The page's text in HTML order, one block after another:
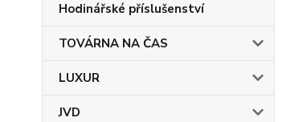
Hodinářské příslušenství
TOVÁRNA NA ČAS
LUXUR
JVD